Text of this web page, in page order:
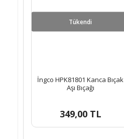
Tükendi
İngco HPK81801 Kanca Bıçak
Aşı Bıçağı
349,00 TL